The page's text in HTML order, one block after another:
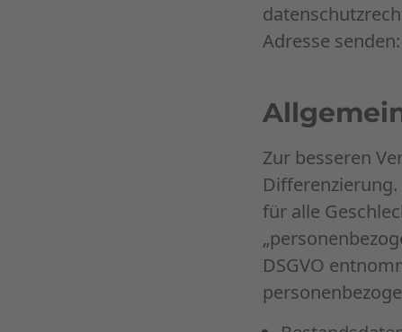
Adresse
Zur besseren
für alle
DSGVO